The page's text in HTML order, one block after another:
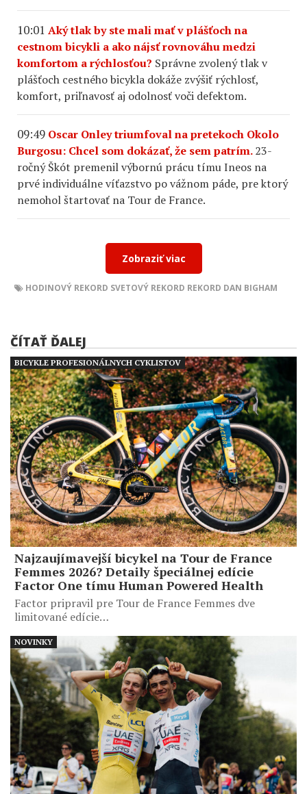
10:01 Aký tlak by ste mali mať v plášťoch na
cestnom bicykli a ako nájsť rovnováhu medzi
komfortom a rýchlosťou? Správne zvolený tlak v
plášťoch cestného bicykla dokáže zvýšiť rýchlosť,
komfort, priľnavosť aj odolnosť voči defektom.
09:49 Oscar Onley triumfoval na pretekoch Okolo
Burgosu: Chcel som dokázať, že sem patrím.23-
ročný Škót premenil výbornú prácu tímu Ineos na
prvé individuálne víťazstvo po vážnom páde, pre ktorý
nemohol štartovať na Tour de France.
Zobraziť viac
HODINOVÝ REKORD SVETOVÝ REKORD REKORD DAN BIGHAM
ČÍTAŤ ĎALEJ
Najzaujímavejší bicykel na Tour de France
Femmes 2026? Detaily špeciálnej edície
Factor One tímu Human Powered Health
Factor pripravil pre Tour de France Femmes dve
limitované edície…
BICYKLE PROFESIONÁLNYCH CYKLISTOV
NOVINKY